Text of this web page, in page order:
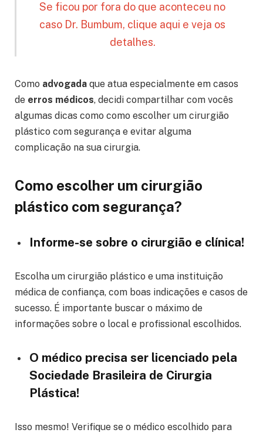
Se ficou por fora do que aconteceu no
caso Dr. Bumbum, clique aqui e veja os
detalhes.
Como advogada que atua especialmente em casos
de erros médicos, decidi compartilhar com vocês
algumas dicas como como escolher um cirurgião
plástico com segurança e evitar alguma
complicação na sua cirurgia.
Como escolher um cirurgião
plástico com segurança?
Informe-se sobre o cirurgião e clínica!
Escolha um cirurgião plástico e uma instituição
médica de confiança, com boas indicações e casos de
sucesso. É importante buscar o máximo de
informações sobre o local e profissional escolhidos.
O médico precisa ser licenciado pela
Sociedade Brasileira de Cirurgia
Plástica!
Isso mesmo! Verifique se o médico escolhido para